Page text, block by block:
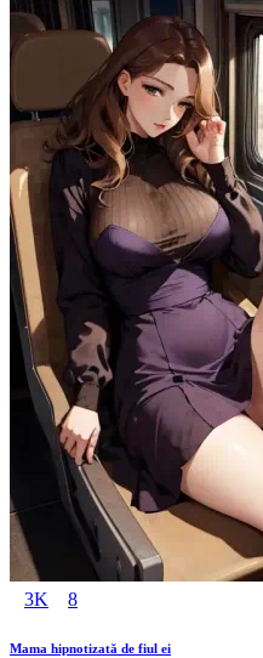
3K 8
Mama hipnotizată de fiul ei